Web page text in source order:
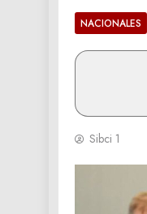
NACIONALES
Sibci 1